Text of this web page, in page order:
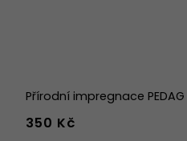
Přírodní impregnace
350 Kč